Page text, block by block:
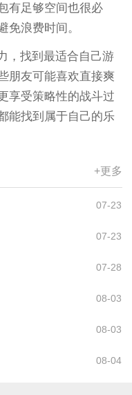
有足够空间也很必
免浪费时间。
，找到最适合自己游
朋友可能喜欢直接爽
享受策略性的战斗过
能找到属于自己的乐
+更多
07-23
07-23
07-28
08-03
08-03
08-04